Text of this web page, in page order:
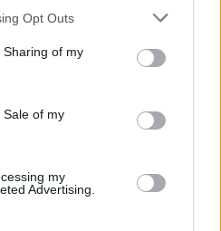
Opt Outs
of my
of my
my
Advertising.
5/5, Di Marco
circa 10°, campo in
circa 700.
classifica:
Valorugby
0